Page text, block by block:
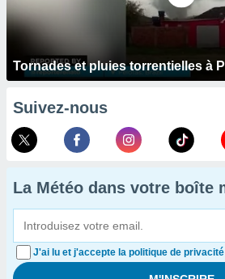
Tornades et pluies torrentielles à
Suivez-nous
La Météo dans votre boîte
J'ai lu et j'accepte la politique de privacité